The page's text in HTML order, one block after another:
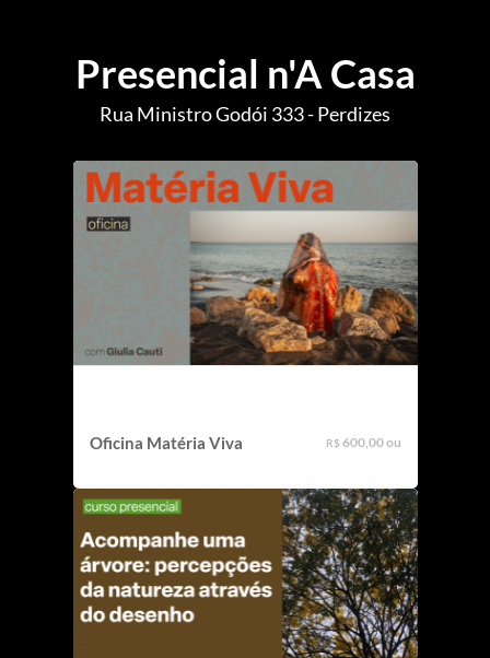
Presencial n'A Casa
Rua Ministro Godói 333 - Perdizes
Oficina Matéria Viva R$ 600,00 ou